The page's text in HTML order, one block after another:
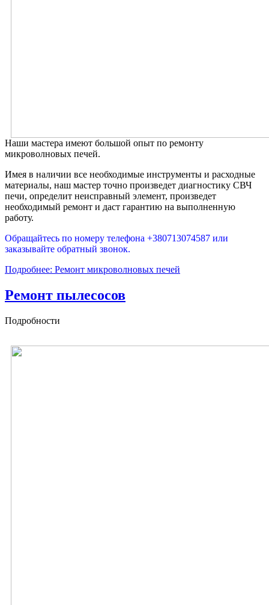
Наши мастера имеют большой опыт по ремонту
микроволновых печей.
Имея в наличии все необходимые инструменты и расходные
материалы, наш мастер точно произведет диагностику СВЧ
печи, определит неисправный элемент, произведет
необходимый ремонт и даст гарантию на выполненную
работу.
Обращайтесь по номеру телефона +380713074587 или
заказывайте обратный звонок.
Подробнее: Ремонт микроволновых печей
Ремонт пылесосов
Подробности